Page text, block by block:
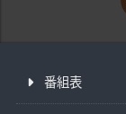
番組表